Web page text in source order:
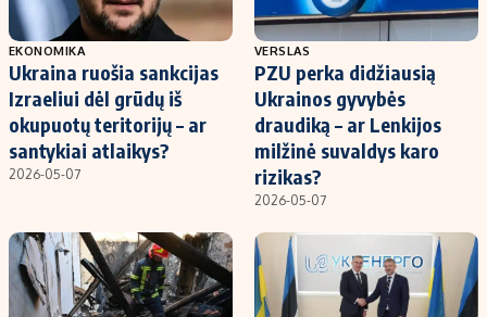
EKONOMIKA
Ukraina ruošia sankcijas
Izraeliui dėl grūdų iš
okupuotų teritorijų – ar
santykiai atlaikys?
2026-05-07
VERSLAS
PZU perka didžiausią
Ukrainos gyvybės
draudiką – ar Lenkijos
milžinė suvaldys karo
rizikas?
2026-05-07